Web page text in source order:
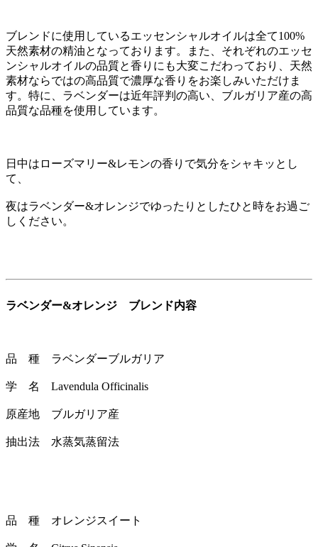
ブレンドに使用しているエッセンシャルオイルは全て100%
天然素材の精油となっております。また、それぞれのエッセ
ンシャルオイルの品質と香りにも大変こだわっており、天然
素材ならではの高品質で濃厚な香りをお楽しみいただけま
す。特に、ラベンダーは近年評判の高い、ブルガリア産の高
品質な品種を使用しています。
日中はローズマリー&レモンの香りで気分をシャキッとし
て、
夜はラベンダー&オレンジでゆったりとしたひと時をお過ご
しください。
ラベンダー&オレンジ ブレンド内容
品 種 ラベンダーブルガリア
学 名 Lavendula Officinalis
原産地 ブルガリア産
抽出法 水蒸気蒸留法
品 種 オレンジスイート